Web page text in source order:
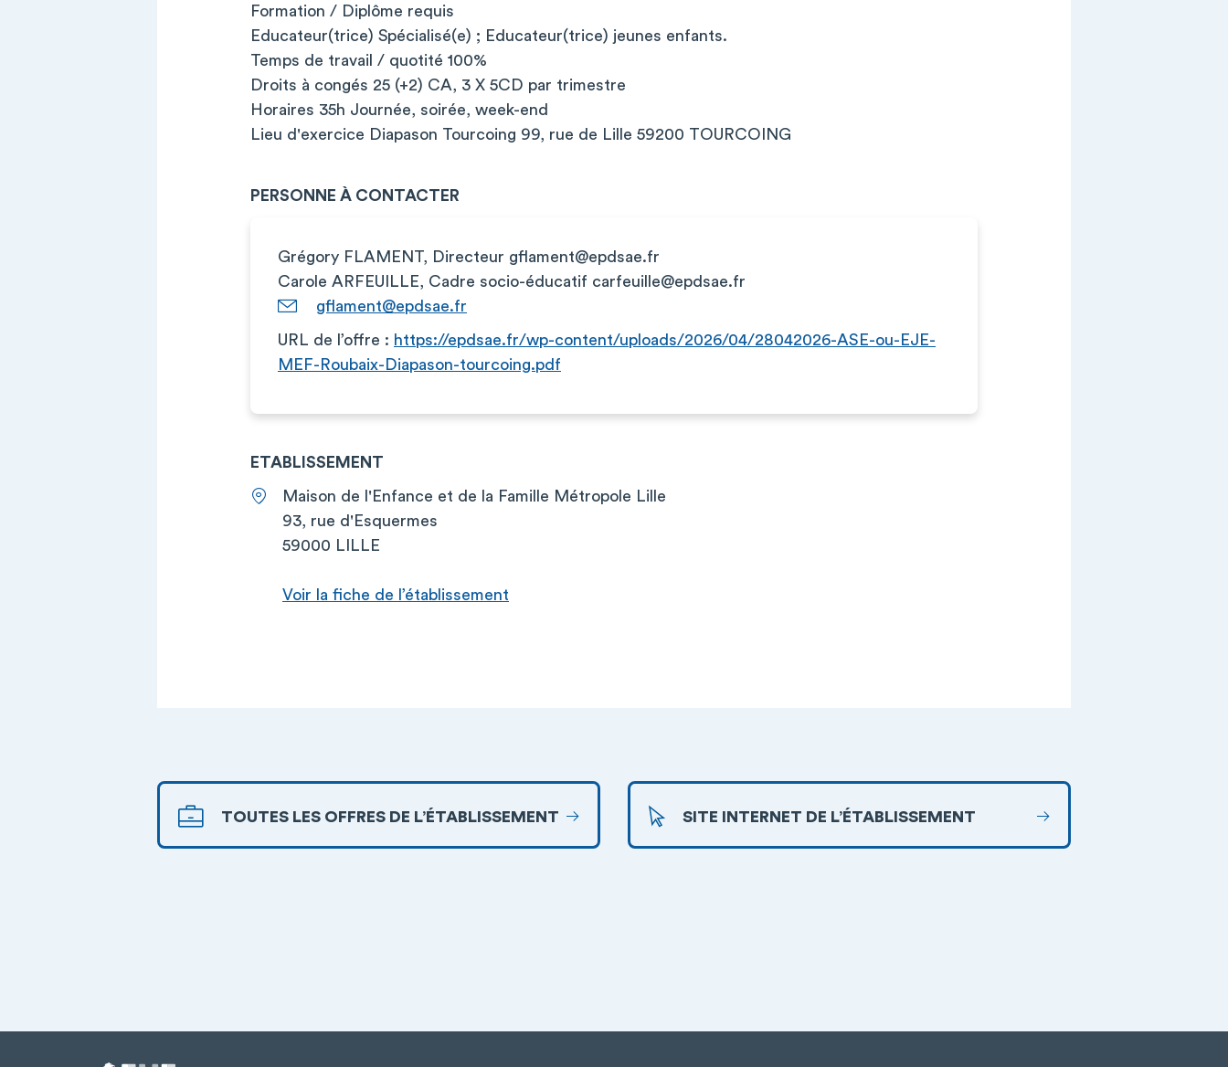
Formation / Diplôme requis
Educateur(trice) Spécialisé(e) ; Educateur(trice) jeunes enfants.
Temps de travail / quotité 100%
Droits à congés 25 (+2) CA, 3 X 5CD par trimestre
Horaires 35h Journée, soirée, week-end
Lieu d'exercice Diapason Tourcoing 99, rue de Lille 59200 TOURCOING
PERSONNE À CONTACTER
Grégory FLAMENT, Directeur gflament@epdsae.fr
Carole ARFEUILLE, Cadre socio-éducatif carfeuille@epdsae.fr
gflament@epdsae.fr
URL de l’offre : https://epdsae.fr/wp-content/uploads/2026/04/28042026-ASE-ou-EJE-
MEF-Roubaix-Diapason-tourcoing.pdf
ETABLISSEMENT
Maison de l'Enfance et de la Famille Métropole Lille
93, rue d'Esquermes
59000 LILLE
Voir la fiche de l’établissement
TOUTES LES OFFRES DE L’ÉTABLISSEMENT SITE INTERNET DE L’ÉTABLISSEMENT